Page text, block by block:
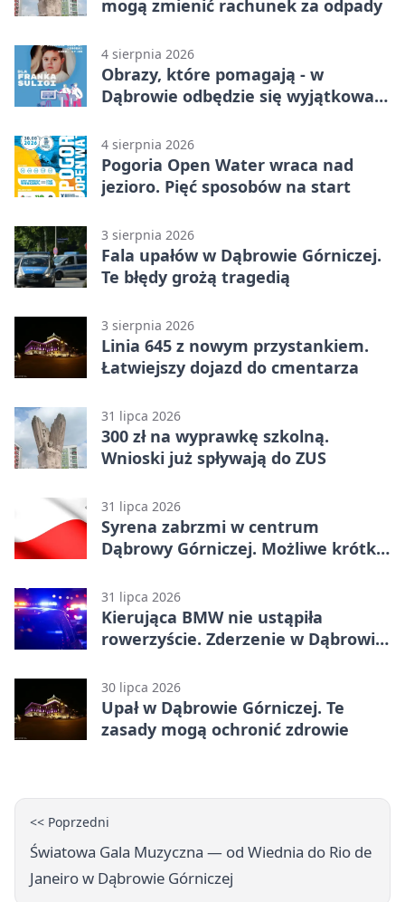
mogą zmienić rachunek za odpady
4 sierpnia 2026
Obrazy, które pomagają - w
Dąbrowie odbędzie się wyjątkowa
4 sierpnia 2026
Pogoria Open Water wraca nad
jezioro. Pięć sposobów na start
3 sierpnia 2026
Fala upałów w Dąbrowie Górniczej.
Te błędy grożą tragedią
3 sierpnia 2026
Linia 645 z nowym przystankiem.
Łatwiejszy dojazd do cmentarza
31 lipca 2026
300 zł na wyprawkę szkolną.
Wnioski już spływają do ZUS
31 lipca 2026
Syrena zabrzmi w centrum
Dąbrowy Górniczej. Możliwe krótkie
31 lipca 2026
Kierująca BMW nie ustąpiła
rowerzyście. Zderzenie w Dąbrowie
30 lipca 2026
Upał w Dąbrowie Górniczej. Te
zasady mogą ochronić zdrowie
<< Poprzedni
Światowa Gala Muzyczna — od Wiednia do Rio de
Janeiro w Dąbrowie Górniczej